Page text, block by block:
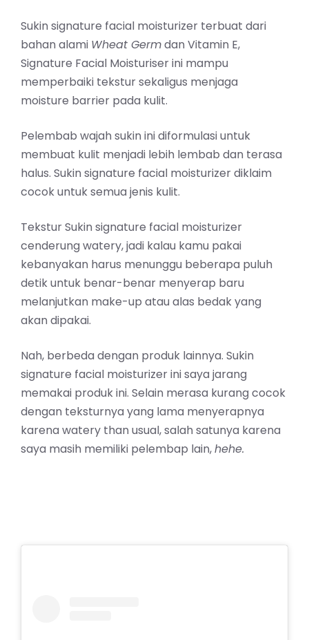
Sukin signature facial moisturizer terbuat dari
bahan alami Wheat Germdan Vitamin E,
Signature Facial Moisturiser ini mampu
memperbaiki tekstur sekaligus menjaga
moisture barrier pada kulit.
Pelembab wajah sukin ini diformulasi untuk
membuat kulit menjadi lebih lembab dan terasa
halus. Sukin signature facial moisturizer diklaim
cocok untuk semua jenis kulit.
Tekstur Sukin signature facial moisturizer
cenderung watery, jadi kalau kamu pakai
kebanyakan harus menunggu beberapa puluh
detik untuk benar-benar menyerap baru
melanjutkan make-up atau alas bedak yang
akan dipakai.
Nah, berbeda dengan produk lainnya. Sukin
signature facial moisturizer ini saya jarang
memakai produk ini. Selain merasa kurang cocok
dengan teksturnya yang lama menyerapnya
karena watery than usual, salah satunya karena
saya masih memiliki pelembap lain,hehe.